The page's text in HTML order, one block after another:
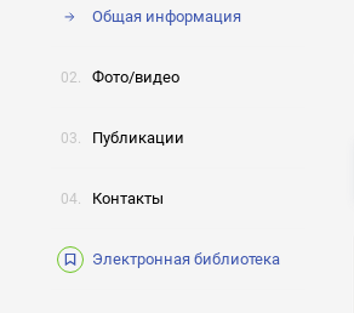
Общая информация
Фото/видео
Публикации
Контакты
Электронная библиотека